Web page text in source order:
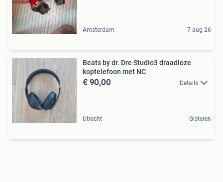
Amsterdam 7 aug 26
Beats by dr. Dre Studio3 draadloze
koptelefoon met NC
€ 90,00 Details
Utrecht Gisteren